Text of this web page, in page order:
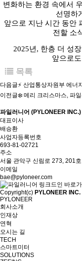
변화하는 환경 속에서
선명하
앞으로 지난 시간 동안
전할 소
2025년, 한층 더 성
앞으로
목록
다음글⚡ 산업통상자원부 에너
이전글❄️ 메리 크리스마스, 파
파일러니어 (PYLONEER INC.)
대표이사
배승환
사업자등록번호
693-81-02721
주소
서울 관악구 신림로 273, 201
이메일
bae@pyloneer.com
Copyright(c) PYLONEER INC.
PYLONEER
회사소개
인재상
연혁
오시는 길
TECH
스마트미터
SOLUTIONS